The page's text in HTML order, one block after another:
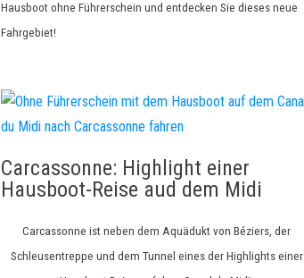
Hausboot ohne Führerschein und entdecken Sie dieses neue
Fahrgebiet!
Carcassonne: Highlight einer
Hausboot-Reise aud dem Midi
Carcassonne ist neben dem Aquädukt von Béziers, der
Schleusentreppe und dem Tunnel eines der Highlights einer